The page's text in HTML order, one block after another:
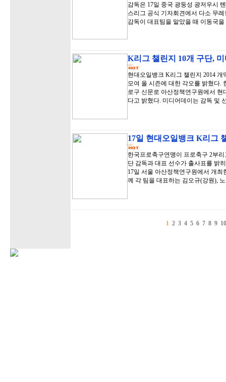
감독은 17일 중국 광둥성 광저우시
스리그 공식 기자회견에서 다소 무
감독이 대표팀을 맡았을 때 이동국
K리그 챌린지 10개 구단,
현대오일뱅크 K리그 챌린지 2014
모여 올 시즌에 대한 각오를 밝혔다.
로구 신문로 아산정책연구원에서
다고 밝혔다. 미디어데이는 감독 및
17일 현대오일뱅크 K리그
한국프로축구연맹이 프로축구 2부
단 감독과 대표 선수가 출사표를 밝
17일 서울 아산정책연구원에서 개
께 각 팀을 대표하는 김오규(강원),
1 2 3 4 5 6 7 8 9 10